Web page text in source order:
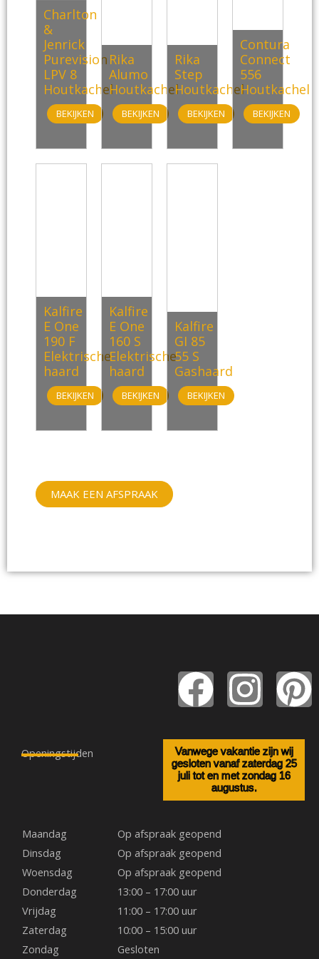
Charlton
&
Jenrick
Purevision
LPV 8
Houtkachel
BEKIJKEN
Rika
Alumo
Houtkachel
BEKIJKEN
Rika
Step
Houtkachel
BEKIJKEN
Contura
Connect
556
Houtkachel
BEKIJKEN
Kalfire
E One
190 F
Elektrische
haard
BEKIJKEN
Kalfire
E One
160 S
Elektrische
haard
BEKIJKEN
Kalfire
GI 85
55 S
Gashaard
BEKIJKEN
MAAK EEN AFSPRAAK
F
c
e
b
o
o
k
I
s
t
P
n
t
Openingstijden
Vanwege vakantie zijn wij
gesloten vanaf zaterdag 25
juli tot en met zondag 16
augustus.
Maandag
Op afspraak geopend
Dinsdag
Op afspraak geopend
Woensdag
Op afspraak geopend
Donderdag
13:00 – 17:00 uur
Vrijdag
11:00 – 17:00 uur
Zaterdag
10:00 – 15:00 uur
Zondag
Gesloten